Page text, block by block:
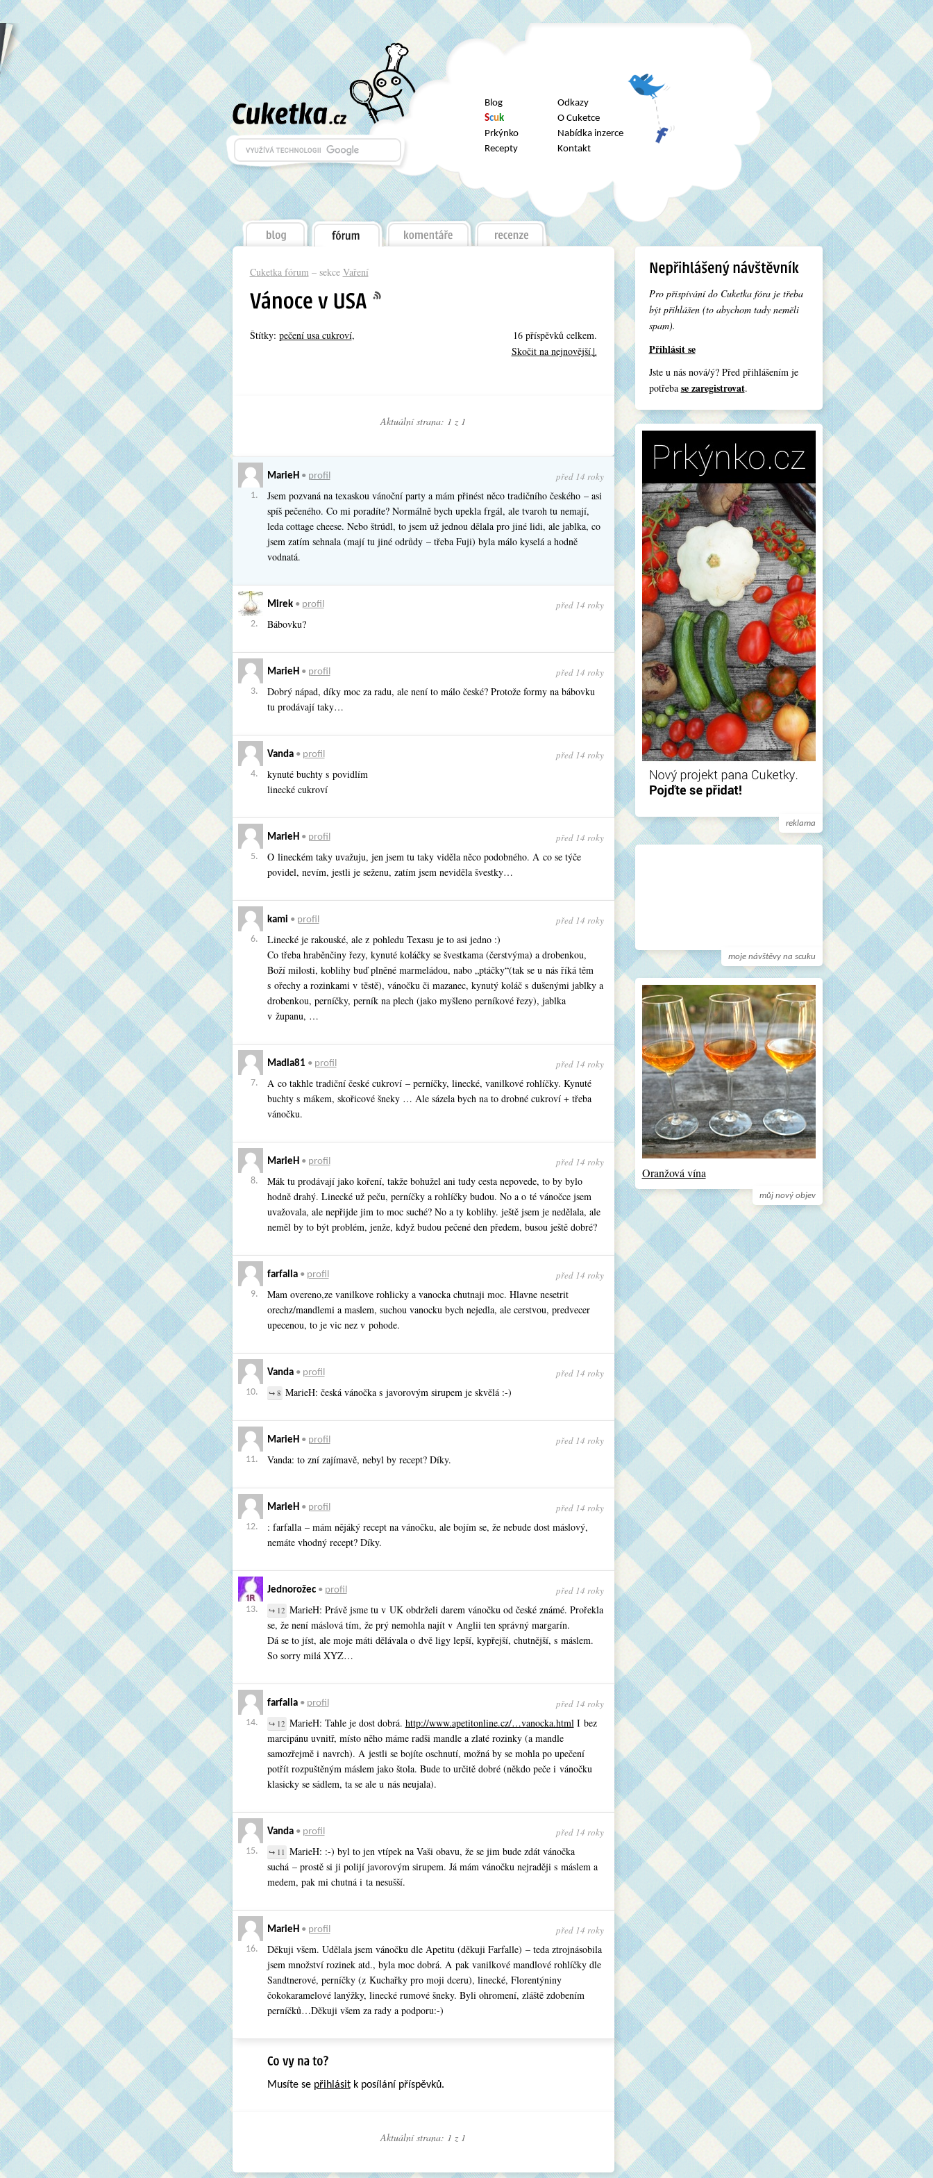
Blog
Scuk
Prkýnko
Recepty
Odkazy
O Cuketce
Nabídka inzerce
Kontakt
Cuketka fórum– sekce Vaření
Štítky: pečení usa cukroví,
16 příspěvků celkem.
Skočit na nejnovější↓
Aktuální strana: 1 z 1
1.
MarieH • profil před 14 roky
Jsem pozvaná na texaskou vánoční party a mám přinést něco tradičního českého – asi
spíš pečeného. Co mi poradíte? Normálně bych upekla frgál, ale tvaroh tu nemají,
leda cottage cheese. Nebo štrúdl, to jsem už jednou dělala pro jiné lidi, ale jablka, co
jsem zatím sehnala (mají tu jiné odrůdy – třeba Fuji) byla málo kyselá a hodně
vodnatá.
2.
Mirek• profil před 14 roky
Bábovku?
3.
MarieH • profil před 14 roky
Dobrý nápad, díky moc za radu, ale není to málo české? Protože formy na bábovku
tu prodávají taky…
4.
Vanda• profil před 14 roky
kynuté buchty s povidlím
linecké cukroví
5.
MarieH • profil před 14 roky
O lineckém taky uvažuju, jen jsem tu taky viděla něco podobného. A co se týče
povidel, nevím, jestli je seženu, zatím jsem neviděla švestky…
6.
kami • profil před 14 roky
Linecké je rakouské, ale z pohledu Texasu je to asi jedno :)
Co třeba hraběnčiny řezy, kynuté koláčky se švestkama (čerstvýma) a drobenkou,
Boží milosti, koblihy buď plněné marmeládou, nabo „ptáčky“(tak se u nás říká těm
s ořechy a rozinkami v těstě), vánočku či mazanec, kynutý koláč s dušenými jablky a
drobenkou, perníčky, perník na plech (jako myšleno perníkové řezy), jablka
v županu, …
7.
Madla81 • profil před 14 roky
A co takhle tradiční české cukroví – perníčky, linecké, vanilkové rohlíčky. Kynuté
buchty s mákem, skořicové šneky … Ale sázela bych na to drobné cukroví + třeba
vánočku.
8.
MarieH • profil před 14 roky
Mák tu prodávají jako koření, takže bohužel ani tudy cesta nepovede, to by bylo
hodně drahý. Linecké už peču, perníčky a rohlíčky budou. No a o té vánočce jsem
uvažovala, ale nepřijde jim to moc suché? No a ty koblihy. ještě jsem je nedělala, ale
neměl by to být problém, jenže, když budou pečené den předem, busou ještě dobré?
9.
farfalla• profil před 14 roky
Mam overeno,ze vanilkove rohlicky a vanocka chutnaji moc. Hlavne nesetrit
orechz/mandlemi a maslem, suchou vanocku bych nejedla, ale cerstvou, predvecer
upecenou, to je vic nez v pohode.
10.
Vanda• profil před 14 roky
↪ 8 MarieH: česká vánočka s javorovým sirupem je skvělá :-)
11.
MarieH • profil před 14 roky
Vanda: to zní zajímavě, nebyl by recept? Díky.
12.
MarieH • profil před 14 roky
: farfalla – mám nějáký recept na vánočku, ale bojím se, že nebude dost máslový,
nemáte vhodný recept? Díky.
13.
Jednorožec• profil před 14 roky
↪ 12 MarieH: Právě jsme tu v UK obdrželi darem vánočku od české známé. Prořekla
se, že není máslová tím, že prý nemohla najít v Anglii ten správný margarín.
Dá se to jíst, ale moje máti dělávala o dvě ligy lepší, kypřejší, chutnější, s máslem.
So sorry milá XYZ…
14.
farfalla• profil před 14 roky
↪ 12 MarieH: Tahle je dost dobrá. http://www.apetitonline.cz/…vanocka.html I bez
marcipánu uvnitř, místo něho máme radši mandle a zlaté rozinky (a mandle
samozřejmě i navrch). A jestli se bojíte oschnutí, možná by se mohla po upečení
potřít rozpuštěným máslem jako štola. Bude to určitě dobré (někdo peče i vánočku
klasicky se sádlem, ta se ale u nás neujala).
15.
Vanda• profil před 14 roky
↪ 11 MarieH: :-) byl to jen vtípek na Vaši obavu, že se jim bude zdát vánočka
suchá – prostě si ji polijí javorovým sirupem. Já mám vánočku nejraději s máslem a
medem, pak mi chutná i ta nesušší.
16.
MarieH • profil před 14 roky
Děkuji všem. Udělala jsem vánočku dle Apetitu (děkuji Farfalle) – teda ztrojnásobila
jsem množství rozinek atd., byla moc dobrá. A pak vanilkové mandlové rohlíčky dle
Sandtnerové, perníčky (z Kuchařky pro moji dceru), linecké, Florentýniny
čokokaramelové lanýžky, linecké rumové šneky. Byli ohromení, zláště zdobením
perníčků…Děkuji všem za rady a podporu:-)
Musíte se přihlásitk posílání příspěvků.
Aktuální strana: 1 z 1
Pro přispívání do Cuketka fóra je třeba
být přihlášen (to abychom tady neměli
spam).
Přihlásit se
Jste u nás nová/ý? Před přihlášením je
potřeba se zaregistrovat.
reklama
moje návštěvy na scuku
můj nový objev
Oranžová vína